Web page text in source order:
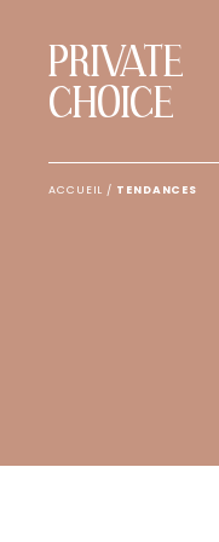
PRIVATE
CHOICE
ACCUEIL / TENDANCES